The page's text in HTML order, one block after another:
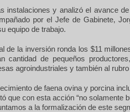
instalaciones y analizó el avance
por el Jefe de Gabinete,
equipo de trabajo.
de la inversión ronda los $11
cantidad de pequeños
agroindustriales y también al
de faena ovina y porcina
que con esta acción “no solamente
a la formalización de este